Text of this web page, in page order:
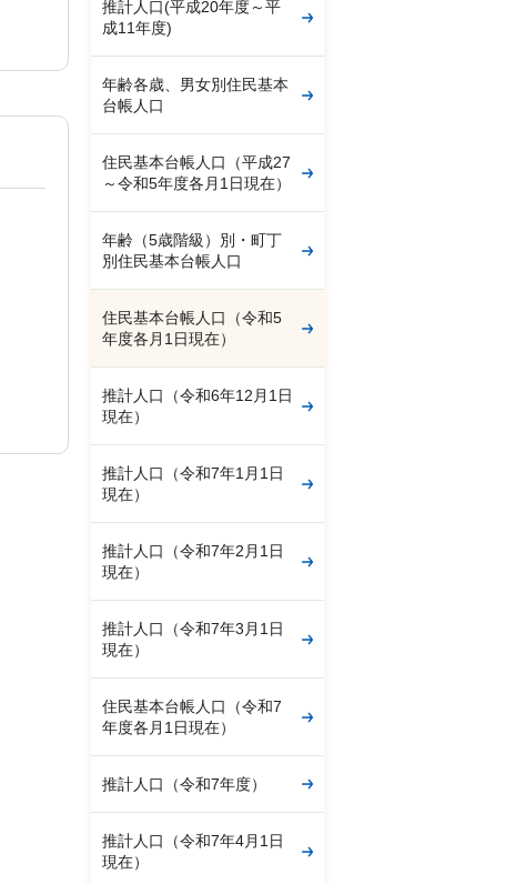
推計人口(平成20年度～平
成11年度)
年齢各歳、男女別住民基本
台帳人口
住民基本台帳人口（平成27
～令和5年度各月1日現在）
年齢（5歳階級）別・町丁
別住民基本台帳人口
住民基本台帳人口（令和5
年度各月1日現在）
推計人口（令和6年12月1日
現在）
推計人口（令和7年1月1日
現在）
推計人口（令和7年2月1日
現在）
推計人口（令和7年3月1日
現在）
住民基本台帳人口（令和7
年度各月1日現在）
推計人口（令和7年度）
推計人口（令和7年4月1日
現在）